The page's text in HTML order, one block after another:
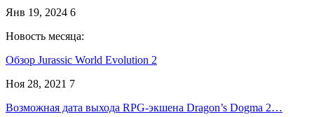
Янв 19, 2024 6
Новость месяца:
Обзор Jurassic World Evolution 2
Ноя 28, 2021 7
Возможная дата выхода RPG-экшена Dragon’s Dogma 2…